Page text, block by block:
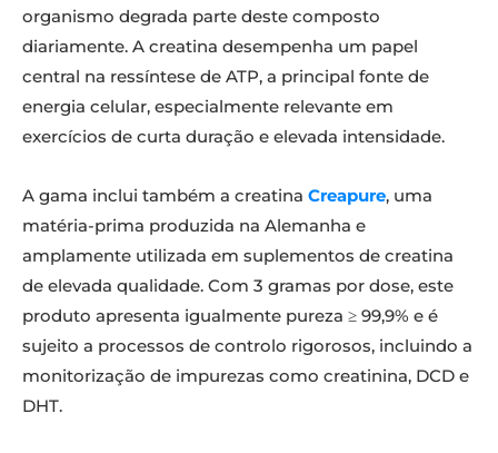
organismo degrada parte deste composto
diariamente. A creatina desempenha um papel
central na ressíntese de ATP, a principal fonte de
energia celular, especialmente relevante em
exercícios de curta duração e elevada intensidade.
A gama inclui também a creatina Creapure, uma
matéria-prima produzida na Alemanha e
amplamente utilizada em suplementos de creatina
de elevada qualidade. Com 3 gramas por dose, este
produto apresenta igualmente pureza ≥ 99,9% e é
sujeito a processos de controlo rigorosos, incluindo a
monitorização de impurezas como creatinina, DCD e
DHT.